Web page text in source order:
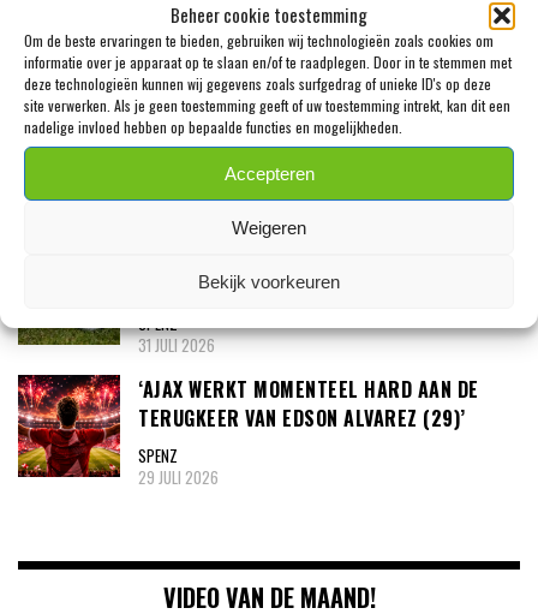
Beheer cookie toestemming
Om de beste ervaringen te bieden, gebruiken wij technologieën zoals cookies om
informatie over je apparaat op te slaan en/of te raadplegen. Door in te stemmen met
deze technologieën kunnen wij gegevens zoals surfgedrag of unieke ID's op deze
site verwerken. Als je geen toestemming geeft of uw toestemming intrekt, kan dit een
nadelige invloed hebben op bepaalde functies en mogelijkheden.
Accepteren
Weigeren
Bekijk voorkeuren
ZIJN OOR WAS VERLOREN
SPENZ
3 AUGUSTUS 2026
‘NOA LANG (27) ONDER ÉÉN VOORWAARDE
NAAR AJAX’
SPELER: ‘TIEN MILJOEN EURO’
SPENZ
31 JULI 2026
‘AJAX WERKT MOMENTEEL HARD AAN DE
TERUGKEER VAN EDSON ALVAREZ (29)’
SPENZ
29 JULI 2026
VIDEO VAN DE MAAND!